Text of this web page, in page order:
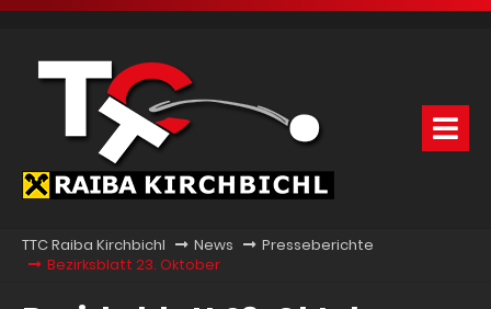
TTC Raiba Kirchbichl News
Presseberichte
Bezirksblatt 23. Oktober